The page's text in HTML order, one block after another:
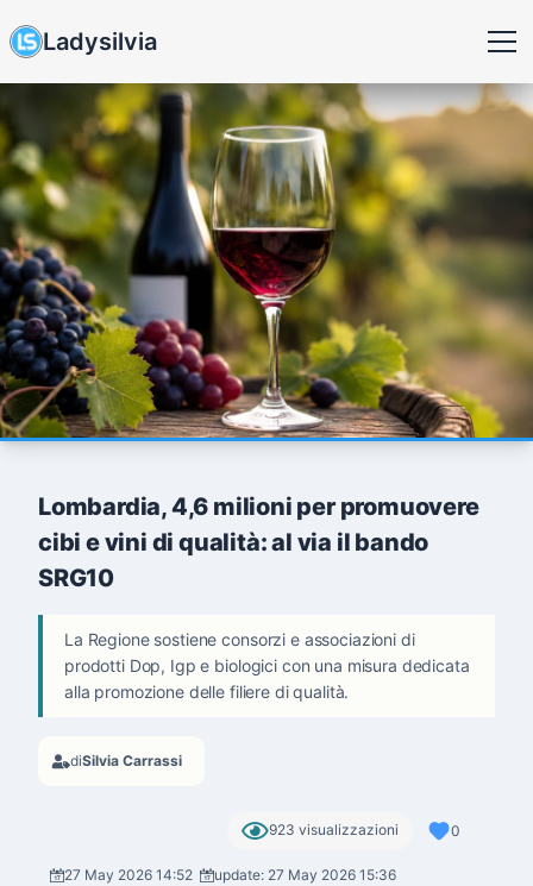
Ladysilvia
Lombardia, 4,6 milioni per promuovere
cibi e vini di qualità: al via il bando
SRG10
La Regione sostiene consorzi e associazioni di
prodotti Dop, Igp e biologici con una misura dedicata
alla promozione delle filiere di qualità.
diSilvia Carrassi
923 visualizzazioni 0
27 May 2026 14:52 update: 27 May 2026 15:36